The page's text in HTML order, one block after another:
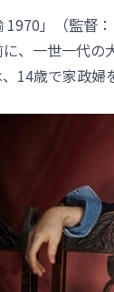
1970」（監督
、一世一代の
14歳で家政婦